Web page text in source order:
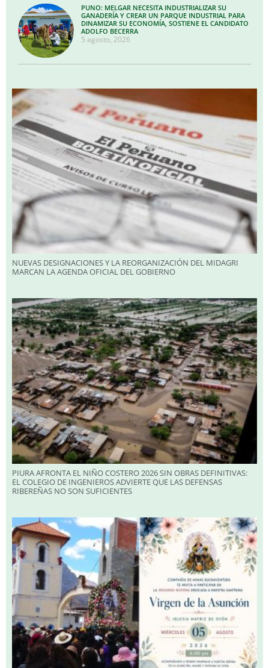
PUNO: MELGAR NECESITA INDUSTRIALIZAR SU
GANADERÍA Y CREAR UN PARQUE INDUSTRIAL PARA
DINAMIZAR SU ECONOMÍA, SOSTIENE EL CANDIDATO
ADOLFO BECERRA
5 agosto, 2026
NUEVAS DESIGNACIONES Y LA REORGANIZACIÓN DEL MIDAGRI
MARCAN LA AGENDA OFICIAL DEL GOBIERNO
PIURA AFRONTA EL NIÑO COSTERO 2026 SIN OBRAS DEFINITIVAS:
EL COLEGIO DE INGENIEROS ADVIERTE QUE LAS DEFENSAS
RIBEREÑAS NO SON SUFICIENTES